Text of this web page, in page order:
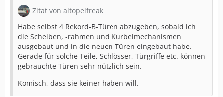
Zitat von altopelfreak
Habe selbst 4 Rekord-B-Türen abzugeben, sobald ich
die Scheiben, -rahmen und Kurbelmechanismen
ausgebaut und in die neuen Türen eingebaut habe.
Gerade für solche Teile, Schlösser, Türgriffe etc. können
gebrauchte Türen sehr nützlich sein.
Komisch, dass sie keiner haben will.